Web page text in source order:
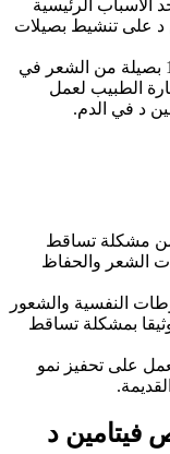
الأسباب الرئيسية
على تنشيط بصيلات
في حالة فقدان الشعر لما يزيد عن 100 بصيلة من الشعر في
الطبيب لعمل
د في الدم.
من مشكلة تساقط
الشعر والحفاظ
النفسية والشعور
وثيقا بمشكلة تساقط
على تحفيز نمو
فيتامين د